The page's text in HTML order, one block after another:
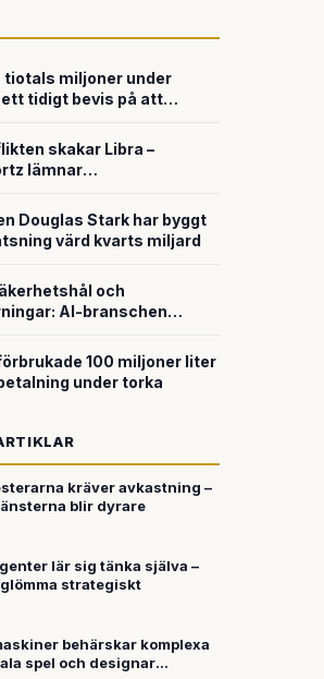
tiotals miljoner under
tidigt bevis på att
skakar Libra –
lämnar
Douglas Stark har byggt
värd kvarts miljard
och
AI-branschen
100 miljoner liter
under torka
kräver avkastning –
blir dyrare
lär sig tänka själva –
strategiskt
behärskar komplexa
spel och designar